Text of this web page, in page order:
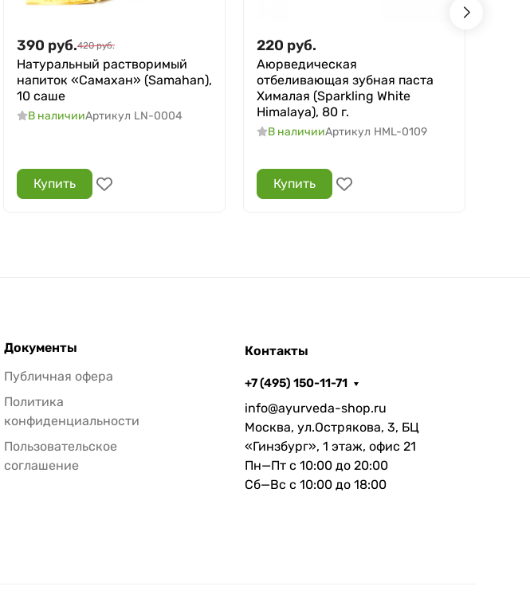
390 руб.420 руб.
Натуральный растворимый
напиток «Самахан» (Samahan),
10 саше
В наличииАртикул LN-0004
Купить
220 руб.
Аюрведическая
отбеливающая зубная паста
Хималая (Sparkling White
Himalaya), 80 г.
В наличииАртикул HML-0109
Купить
Документы
Публичная офера
Политика
конфиденциальности
Пользовательское
соглашение
Контакты
+7 (495) 150-11-71
info@ayurveda-shop.ru
Москва, ул.Острякова, 3, БЦ
«Гинзбург», 1 этаж, офис 21
Пн—Пт с 10:00 до 20:00
Сб—Вс с 10:00 до 18:00